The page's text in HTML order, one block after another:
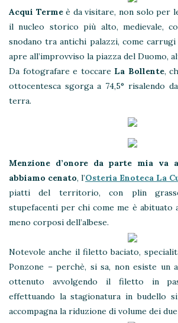
Acqui Termeè da visitare, non solo per
il nucleo storico più alto, medievale,
snodano tra antichi palazzi, come
apre all’improvviso la piazza del Duomo,
Da fotografare e toccare La Bollente,
ottocentesca sgorga a 74,5° risalendo
terra.
Menzione d’onore da parte mia va
abbiamo cenato, l’Osteria Enoteca La
piatti del territorio, con plin
stupefacenti per chi come me è abituato
meno corposi dell’albese.
Notevole anche il filetto baciato,
Ponzone – perchè, si sa, non esiste
ottenuto avvolgendo il filetto in
effettuando la stagionatura in budello
accompagna la riduzione di volume dei